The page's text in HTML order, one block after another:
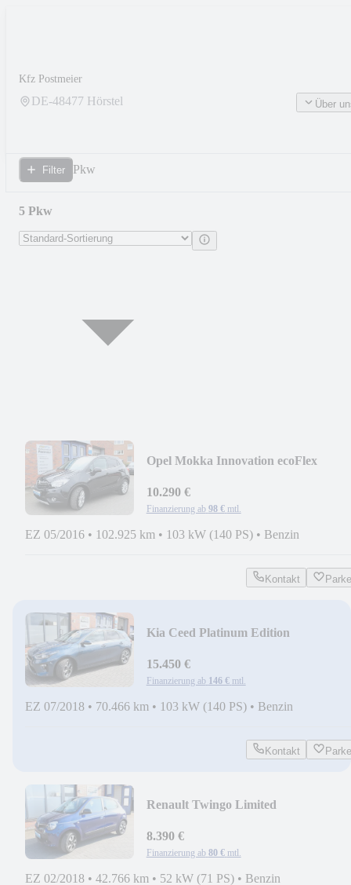
Kfz Postmeier
DE-48477 Hörstel Über
Filter Pkw
5 Pkw
Opel Mokka Innovation ecoFlex
10.290 €
Finanzierung ab 98 € mtl.
EZ 05/2016 • 102.925 km • 103 kW (140 PS) • Benzin
Kontakt
Kia Ceed Platinum Edition
15.450 €
Finanzierung ab 146 € mtl.
EZ 07/2018 • 70.466 km • 103 kW (140 PS) • Benzin
Kontakt
Renault Twingo Limited
8.390 €
Finanzierung ab 80 € mtl.
EZ 02/2018 • 42.766 km • 52 kW (71 PS) • Benzin